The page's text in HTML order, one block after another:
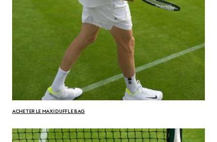
ACHETER LE MAXI DUFFLE BAG